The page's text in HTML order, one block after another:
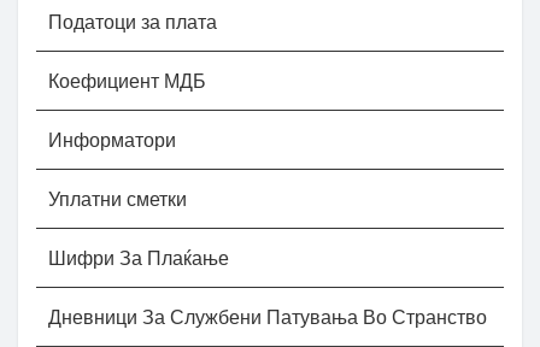
Податоци за плата
Коефициент МДБ
Информатори
Уплатни сметки
Шифри За Плаќање
Дневници За Службени Патувања Во Странство